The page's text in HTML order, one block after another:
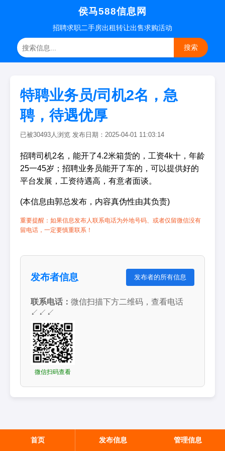
侯马588信息网
招聘求职二手房出租转让出售求购活动
搜索
特聘业务员/司机2名，急
聘，待遇优厚
已被30493人浏览 发布日期：2025-04-01 11:03:14
招聘司机2名，能开了4.2米箱货的，工资4k十，年龄
25一45岁；招聘业务员能开了车的，可以提供好的
平台发展，工资待遇高，有意者面谈。
(本信息由郭总发布，内容真伪性由其负责)
重要提醒：如果信息发布人联系电话为外地号码、或者仅留微信没有
留电话，一定要慎重联系！
发布者信息 发布者的所有信息
联系电话： 微信扫描下方二维码，查看电话
↙↙↙
微信扫码查看
首页 发布信息 管理信息